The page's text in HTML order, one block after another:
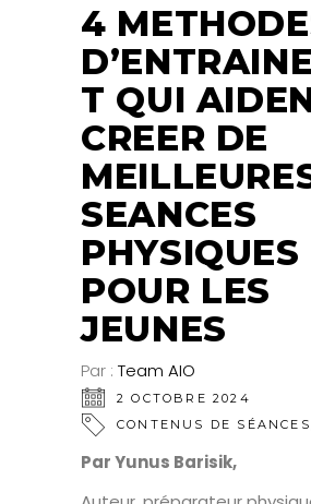
4
T QUI
CREER DE
SEANCES
PHYSIQUES
POUR LES
JEUNES
Par : Team AIO
2 OCTOBRE 2024
CONTENUS DE SÉANCES
Par Yunus Barisik,